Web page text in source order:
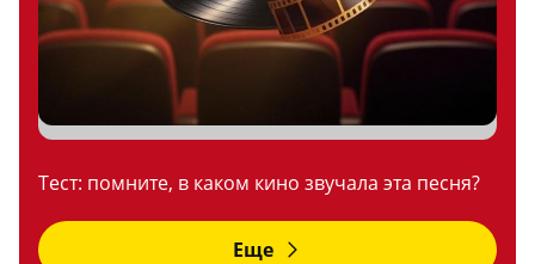
Тест: помните, в каком кино звучала эта песня?
Еще